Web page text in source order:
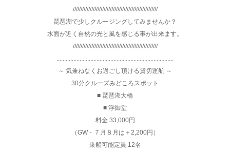
///////////////////////////////////////////////////////
琵琶湖で少しクルージングしてみませんか？
水面が近く自然の光と風を感じる事が出来ます。
///////////////////////////////////////////////////////
～ 気兼ねなくお過ごし頂ける貸切運航 ～
30分クルーズみどころスポット
■ 琵琶湖大橋
■ 浮御堂
料金 33,000円
（GW・７月８月は＋2,200円）
乗船可能定員 12名